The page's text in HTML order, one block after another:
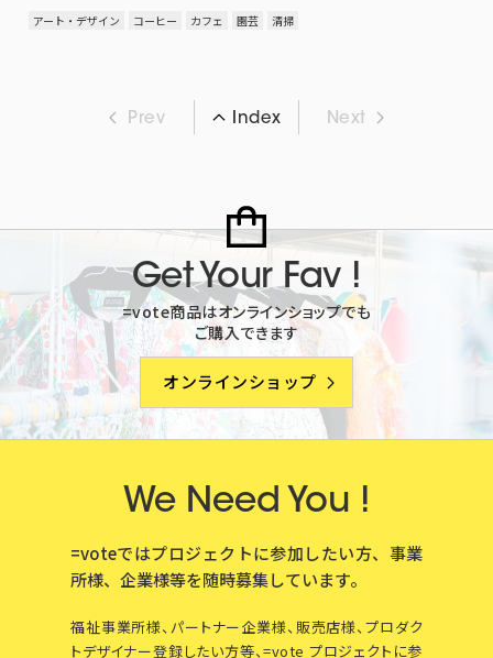
アート・デザイン コーヒー カフェ 園芸 清掃
Prev Index Next
Get Your Fav !
=vote商品はオンラインショップでも
ご購入できます
オンラインショップ
We Need You !
=voteではプロジェクトに参加したい方、事業
所様、企業様等を随時募集しています。
福祉事業所様、パートナー企業様、販売店様、プロダク
トデザイナー登録したい方等、=vote プロジェクトに参